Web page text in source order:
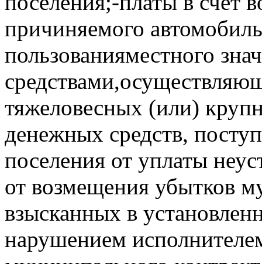
причиняемого
пользованияместного
тяжеловесных (или)
денежных средств,
поселения от уплаты
от возмещения убытков
взысканных в
нарушением